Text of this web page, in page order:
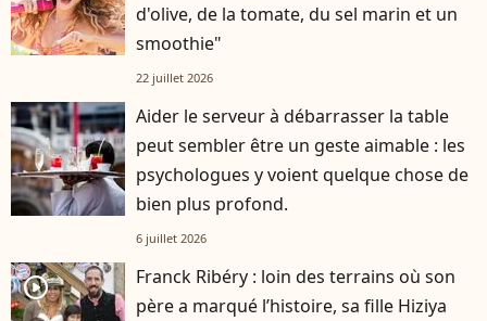
d'olive, de la tomate, du sel marin et un
smoothie"
22 juillet 2026
Aider le serveur à débarrasser la table
peut sembler être un geste aimable : les
psychologues y voient quelque chose de
bien plus profond.
6 juillet 2026
player2
Franck Ribéry : loin des terrains où son
père a marqué l’histoire, sa fille Hiziya